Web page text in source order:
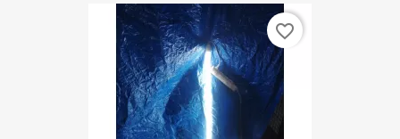
favorite_border